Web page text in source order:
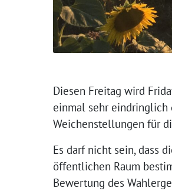
Diesen Freitag wird
einmal sehr eindringlich
Weichenstellungen für
Es darf nicht sein, dass
öffentlichen Raum
Bewertung des